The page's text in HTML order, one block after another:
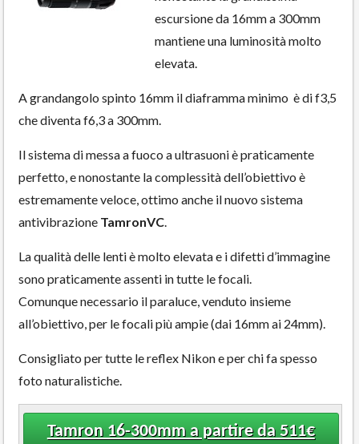
escursione da 16mm a 300mm
mantiene una luminosità molto
elevata.
A grandangolo spinto 16mm il diaframma minimo è di f3,5
che diventa f6,3 a 300mm.
Il sistema di messa a fuoco a ultrasuoni è praticamente
perfetto, e nonostante la complessità dell’obiettivo è
estremamente veloce, ottimo anche il nuovo sistema
antivibrazione TamronVC.
La qualità delle lenti è molto elevata e i difetti d’immagine
sono praticamente assenti in tutte le focali.
Comunque necessario il paraluce, venduto insieme
all’obiettivo, per le focali più ampie (dai 16mm ai 24mm).
Consigliato per tutte le reflex Nikon e per chi fa spesso
foto naturalistiche.
Tamron 16-300mm a partire da 511€